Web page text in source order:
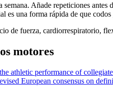
Añade repeticiones
es una forma rápida de que codos
de fuerza, cardiorrespiratorio,
motores
athletic performance of
European consensus on